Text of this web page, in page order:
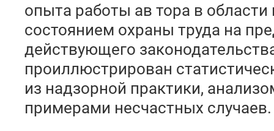
опыта работы ав тора в области
состоянием охраны труда на
действующего
проиллюстрирован
из надзорной практики,
примерами несчастных случаев.